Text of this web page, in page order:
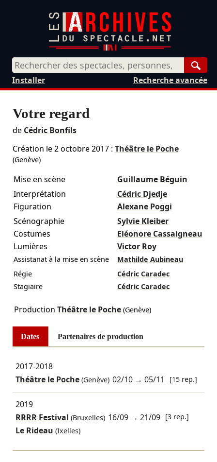
Recherche avancée
Installer
Votre regard
de Cédric Bonfils
Création le2 octobre 2017: Théâtre le Poche
(Genève)
Mise en scène
Guillaume Béguin
Interprétation
Cédric Djedje
Figuration
Alexane Poggi
Scénographie
Sylvie Kleiber
Costumes
Eléonore Cassaigneau
Lumières
Victor Roy
Assistanat à la mise en scène
Mathilde Aubineau
Régie
Cédric Caradec
Stagiaire
Cédric Caradec
Production Théâtre le Poche(Genève)
Dates Partenaires de production
2017-2018
Théâtre le Poche(Genève) 02/10 →05/11 [15 rep.]
2019
RRRR Festival (Bruxelles) 16/09 →21/09 [3 rep.]
Le Rideau (Ixelles)